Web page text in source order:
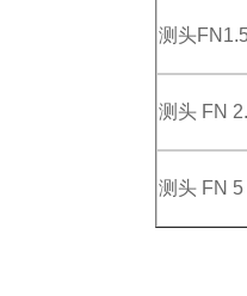
测头
测头 FN
测头 FN 5